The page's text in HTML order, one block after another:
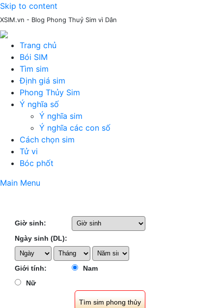
Skip to content
XSIM.vn - Blog Phong Thuỷ Sim vì Dân
Trang chủ
Bói SIM
Tìm sim
Định giá sim
Phong Thủy Sim
Ý nghĩa số
Ý nghĩa sim
Ý nghĩa các con số
Cách chọn sim
Tử vi
Bóc phốt
Main Menu
Giờ sinh:
Ngày sinh (DL):
Giới tính:
Nam
Nữ